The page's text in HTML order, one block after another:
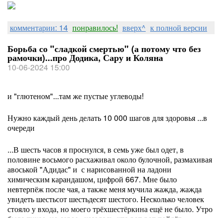
комментарии: 14 понравилось! вверх^ к полной версии
Борьба со "сладкой смертью" (а потому что без
рамочки)...про Додика, Сару и Коляна
10-06-2024 15:00
и "глютеном"...там же пустые углеводы!
Нужно каждый день делать 10 000 шагов для здоровья ...в
очереди
...В шесть часов я проснулся, в семь уже был одет, в
половине восьмого расхаживал около булочной, размахивая
авоськой "Адидас" и с нарисованной на ладони
химическим карандашом, цифрой 667. Мне было
невтерпёж после чая, а также меня мучила жажда, жажда
увидеть шестьсот шестьдесят шестого. Несколько человек
стояло у входа, но моего трёхшестёркина ещё не было. Утро